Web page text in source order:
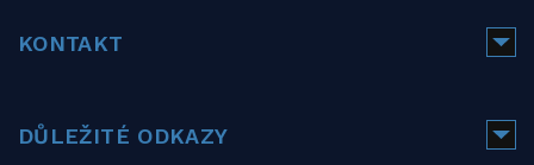
KONTAKT
DŮLEŽITÉ ODKAZY